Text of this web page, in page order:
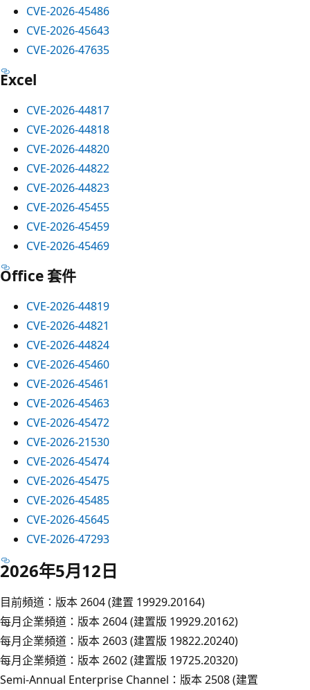
CVE-2026-45486
CVE-2026-45643
CVE-2026-47635
Excel
CVE-2026-44817
CVE-2026-44818
CVE-2026-44820
CVE-2026-44822
CVE-2026-44823
CVE-2026-45455
CVE-2026-45459
CVE-2026-45469
Office 套件
CVE-2026-44819
CVE-2026-44821
CVE-2026-44824
CVE-2026-45460
CVE-2026-45461
CVE-2026-45463
CVE-2026-45472
CVE-2026-21530
CVE-2026-45474
CVE-2026-45475
CVE-2026-45485
CVE-2026-45645
CVE-2026-47293
2026年5月12日
目前頻道：版本 2604 (建置 19929.20164)
每月企業頻道：版本 2604 (建置版 19929.20162)
每月企業頻道：版本 2603 (建置版 19822.20240)
每月企業頻道：版本 2602 (建置版 19725.20320)
Semi-Annual Enterprise Channel：版本 2508 (建置